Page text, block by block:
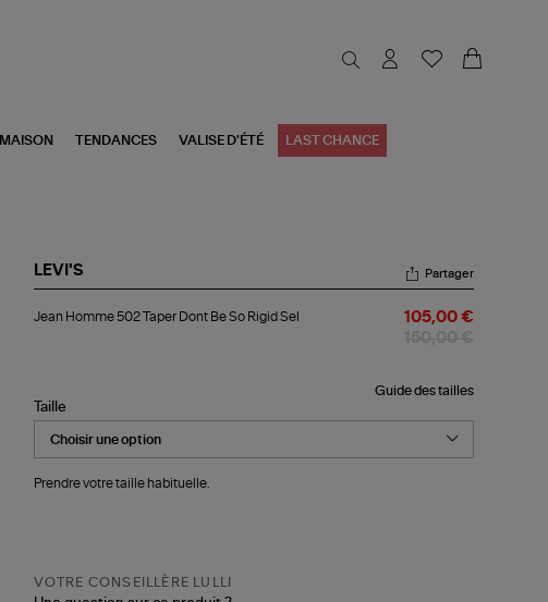
MAISON TENDANCES VALISE D'ÉTÉ LAST CHANCE
LEVI'S
Homme
So
Rigid
Sel
Partager
Jean Homme 502 Taper Dont Be So Rigid Sel 105,00 €
Guide des tailles
Taille
Prendre votre taille habituelle.
VOTRE CONSEILLÈRE LULLI